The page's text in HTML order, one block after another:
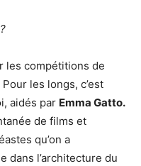
les compétitions de
les longs, c’est
aidés par Emma Gatto.
de films et
qu’on a
dans l’architecture du